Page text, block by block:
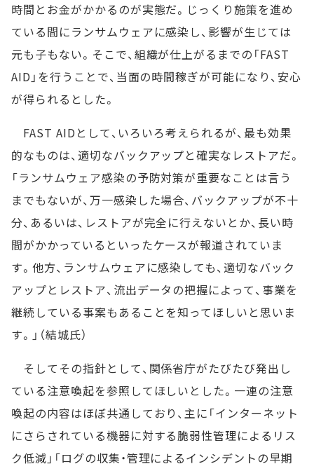
時間とお金がかかるのが実態だ。じっくり施策を進め
ている間にランサムウェアに感染し、影響が生じては
元も子もない。そこで、組織が仕上がるまでの「FAST
AID」を行うことで、当面の時間稼ぎが可能になり、安心
が得られるとした。
FAST AIDとして、いろいろ考えられるが、最も効果
的なものは、適切なバックアップと確実なレストアだ。
「ランサムウェア感染の予防対策が重要なことは言う
までもないが、万一感染した場合、バックアップが不十
分、あるいは、レストアが完全に行えないとか、長い時
間がかかっているといったケースが報道されていま
す。他方、ランサムウェアに感染しても、適切なバック
アップとレストア、流出データの把握によって、事業を
継続している事案もあることを知ってほしいと思いま
す。」（結城氏）
そしてその指針として、関係省庁がたびたび発出し
ている注意喚起を参照してほしいとした。一連の注意
喚起の内容はほぼ共通しており、主に「インターネット
にさらされている機器に対する脆弱性管理によるリス
ク低減」「ログの収集・管理によるインシデントの早期